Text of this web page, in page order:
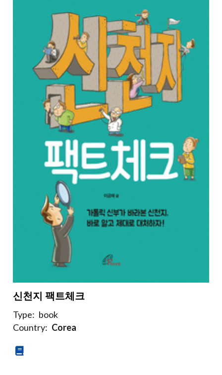
신천지 팩트체크
Type: book
Country: Corea